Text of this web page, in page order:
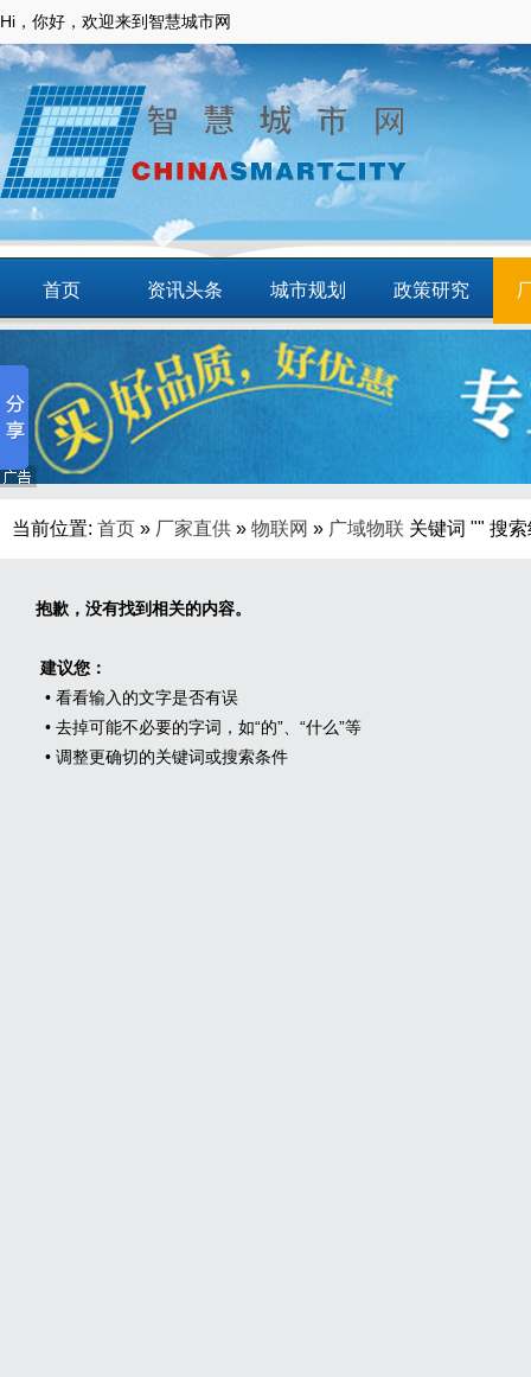
Hi，你好，欢迎来到智慧城市网
首页 资讯头条 城市规划 政策研究
智慧应用 商圈
当前位置: 首页 » 厂家直供 » 物联网 » 广域物联 关键词 "" 搜
抱歉，没有找到相关的内容。
建议您：
• 看看输入的文字是否有误
• 去掉可能不必要的字词，如“的”、“什么”等
• 调整更确切的关键词或搜索条件